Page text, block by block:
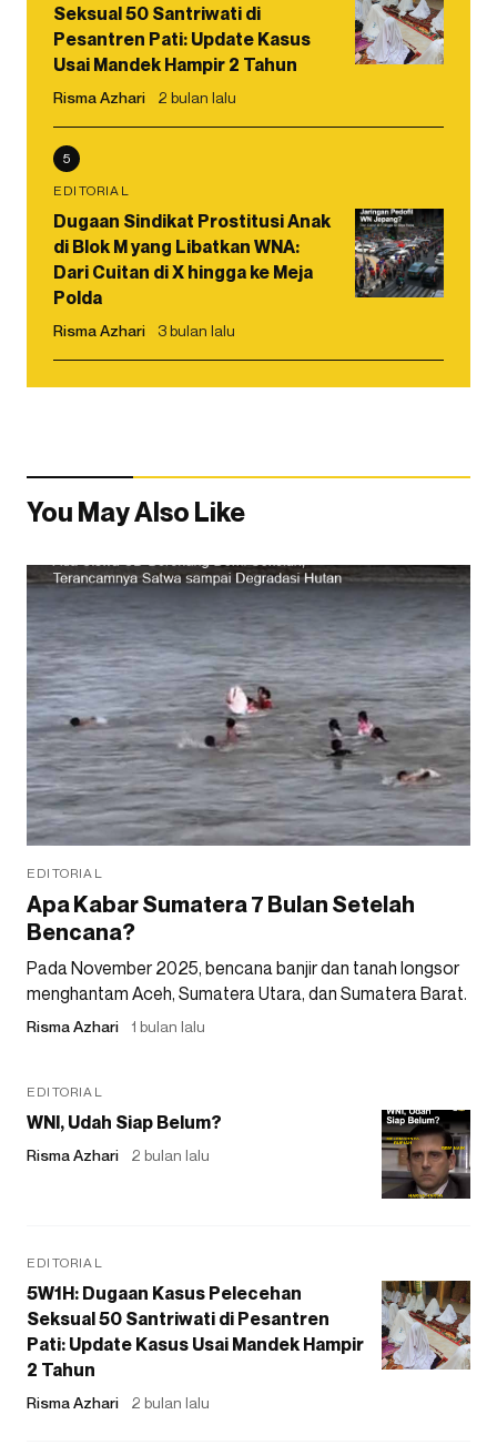
Seksual 50 Santriwati di
Pesantren Pati: Update Kasus
Usai Mandek Hampir 2 Tahun
Risma Azhari 2 bulan lalu
5
EDITORIAL
Dugaan Sindikat Prostitusi Anak
di Blok M yang Libatkan WNA:
Dari Cuitan di X hingga ke Meja
Polda
Risma Azhari 3 bulan lalu
You May Also Like
EDITORIAL
Apa Kabar Sumatera 7 Bulan Setelah
Bencana?
Pada November 2025, bencana banjir dan tanah longsor
menghantam Aceh, Sumatera Utara, dan Sumatera Barat.
Risma Azhari 1 bulan lalu
EDITORIAL
WNI, Udah Siap Belum?
Risma Azhari 2 bulan lalu
EDITORIAL
5W1H: Dugaan Kasus Pelecehan
Seksual 50 Santriwati di Pesantren
Pati: Update Kasus Usai Mandek Hampir
2 Tahun
Risma Azhari 2 bulan lalu